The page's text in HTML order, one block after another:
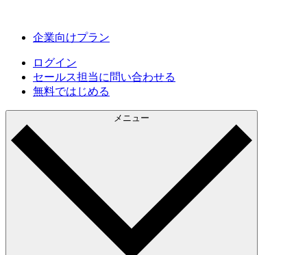
企業向けプラン
ログイン
セールス担当に問い合わせる
無料ではじめる
メニュー